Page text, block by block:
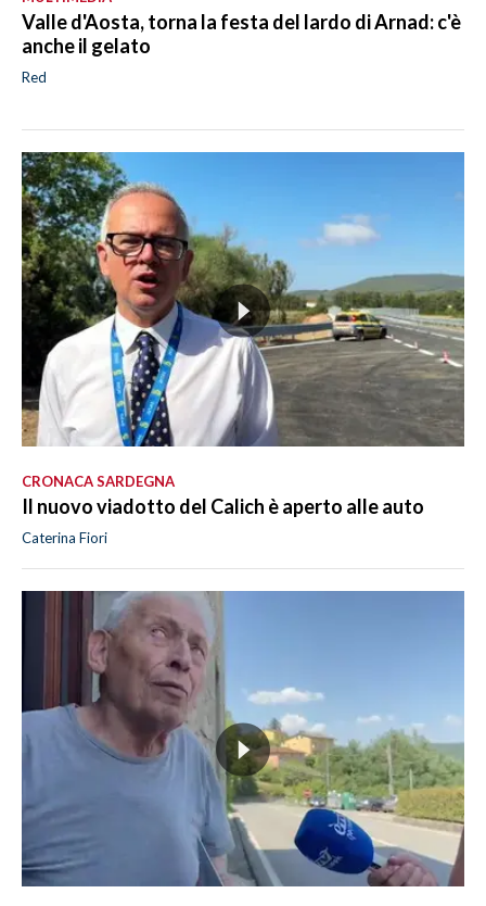
Valle d'Aosta, torna la festa del lardo di Arnad: c'è
anche il gelato
Red
CRONACA SARDEGNA
Il nuovo viadotto del Calich è aperto alle auto
Caterina Fiori